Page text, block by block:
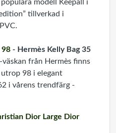
modell Keepall i
tillverkad i
98 - Hermès Kelly Bag 35
från Hermès finns
98 i elegant
i vårens trendfärg -
Dior Large Dior